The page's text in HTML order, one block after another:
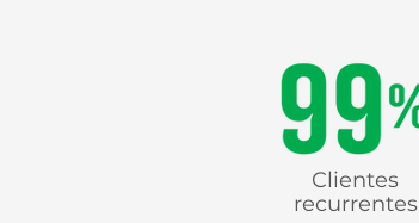
Clientes
recurrentes